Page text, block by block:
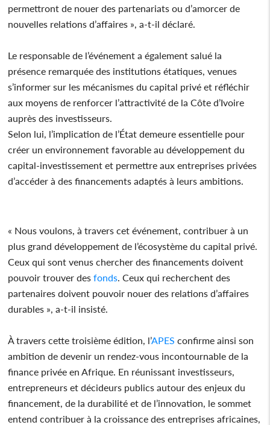
permettront de nouer des partenariats ou d’amorcer de
nouvelles relations d’affaires », a-t-il déclaré.
Le responsable de l’événement a également salué la
présence remarquée des institutions étatiques, venues
s’informer sur les mécanismes du capital privé et réfléchir
aux moyens de renforcer l’attractivité de la Côte d’Ivoire
auprès des investisseurs.
Selon lui, l’implication de l’État demeure essentielle pour
créer un environnement favorable au développement du
capital-investissement et permettre aux entreprises privées
d’accéder à des financements adaptés à leurs ambitions.
« Nous voulons, à travers cet événement, contribuer à un
plus grand développement de l’écosystème du capital privé.
Ceux qui sont venus chercher des financements doivent
pouvoir trouver des fonds . Ceux qui recherchent des
partenaires doivent pouvoir nouer des relations d’affaires
durables », a-t-il insisté.
À travers cette troisième édition, l’APES confirme ainsi son
ambition de devenir un rendez-vous incontournable de la
finance privée en Afrique. En réunissant investisseurs,
entrepreneurs et décideurs publics autour des enjeux du
financement, de la durabilité et de l’innovation, le sommet
entend contribuer à la croissance des entreprises africaines,